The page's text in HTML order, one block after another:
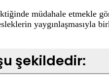
müdahale etmekle
yaygınlaşmasıyla
şekildedir: